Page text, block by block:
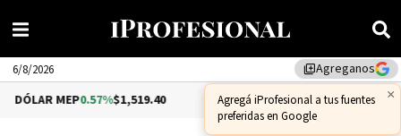
library_addAgreganos
×
Agregá iProfesional a tus fuentes
preferidas en Google
6/8/2026
DÓLAR MEP0.57%$1,519.40 DÓLAR CCL1% $1,575.09